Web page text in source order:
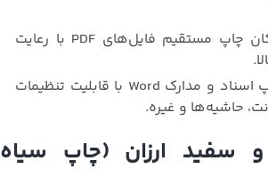
امکان چاپ مستقیم فایل‌های PDF با رعایت
چاپ اسناد و مدارک Word با قابلیت تنظیمات
حاشیه‌ها و غیره.
سفید ارزان (چاپ سیاه